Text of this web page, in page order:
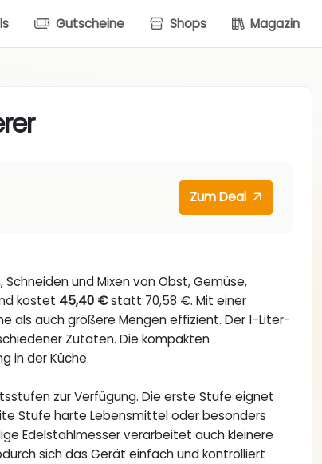
Gutscheine Shops Magazin
Zum Deal
und Mixen von Obst, Gemüse,
kostet 45,40 €statt 70,58 €. Mit einer
als auch größere Mengen effizient. Der 1-Liter-
Zutaten. Die kompakten
in der Küche.
zur Verfügung. Die erste Stufe eignet
Stufe harte Lebensmittel oder besonders
Edelstahlmesser verarbeitet auch kleinere
sich das Gerät einfach und kontrolliert